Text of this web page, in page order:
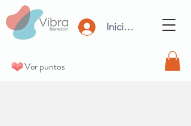
Iniciar Sesión
Ver puntos